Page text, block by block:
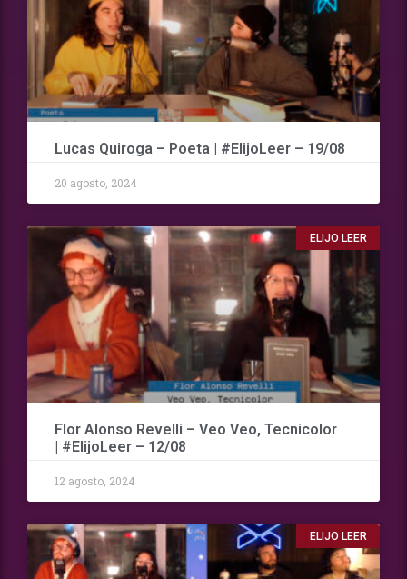
Lucas Quiroga – Poeta | #ElijoLeer – 19/08
20 agosto, 2024
ELIJO LEER
Flor Alonso Revelli – Veo Veo, Tecnicolor
| #ElijoLeer – 12/08
12 agosto, 2024
ELIJO LEER